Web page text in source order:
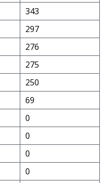
343
297
276
275
250
69
0
0
0
0